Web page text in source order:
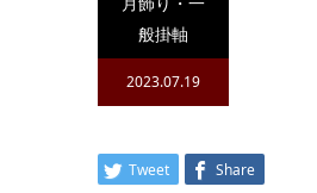
般掛軸
2023.07.19
Tweet Share